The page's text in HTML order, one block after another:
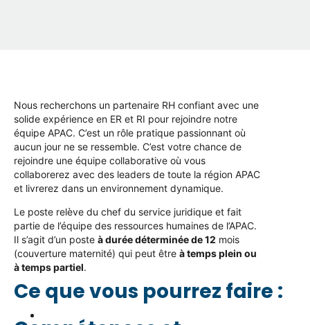
Nous recherchons un partenaire RH confiant avec une
solide expérience en ER et RI pour rejoindre notre
équipe APAC. C’est un rôle pratique passionnant où
aucun jour ne se ressemble. C’est votre chance de
rejoindre une équipe collaborative où vous
collaborerez avec des leaders de toute la région APAC
et livrerez dans un environnement dynamique.
Le poste relève du chef du service juridique et fait
partie de l’équipe des ressources humaines de l’APAC.
Il s’agit d’un poste à durée déterminée de 12 mois
(couverture maternité) qui peut être à temps plein ou
à temps partiel.
Ce que vous pourrez faire :